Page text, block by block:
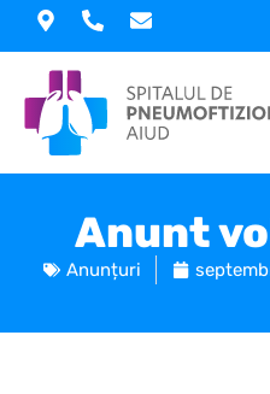
content
Anunt
Anunțuri